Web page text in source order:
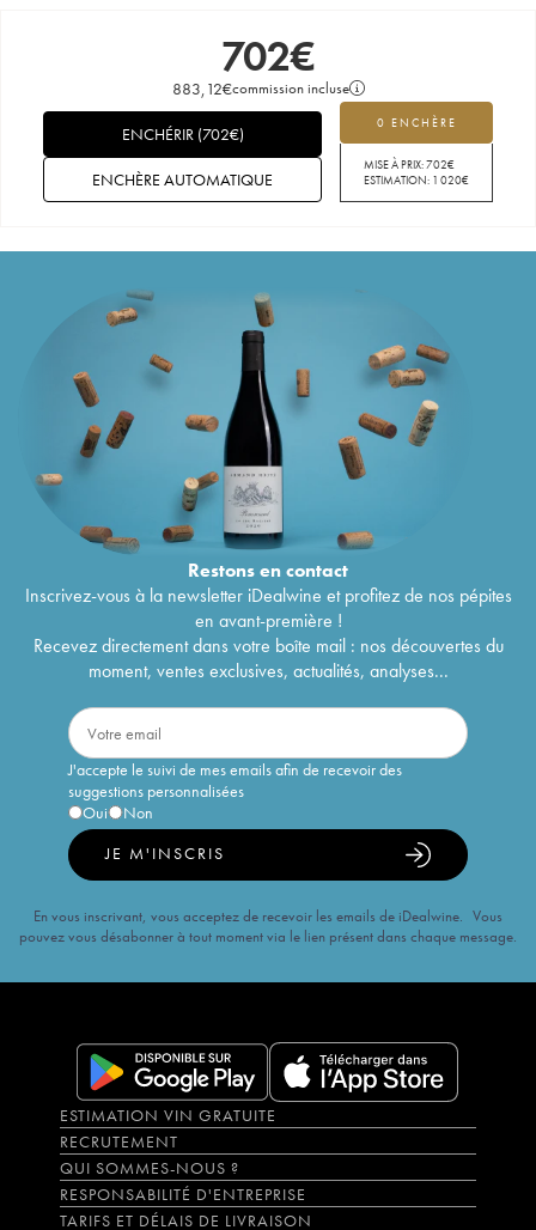
702€
883,12€commission incluse
0 ENCHÈRE
MISE À PRIX:702€
ESTIMATION: 1 020€
ENCHÉRIR(702€)
ENCHÈRE AUTOMATIQUE
Restons encontact
Inscrivez-vous à la newsletter iDealwine et profitez de nos pépites
en avant-première !
Recevez directement dans votre boîte mail : nos découvertes du
moment, ventes exclusives, actualités, analyses...
J'accepte le suivi de mes emails afin de recevoir des
suggestions personnalisées
Oui
Non
JE M'INSCRIS
En vous inscrivant, vous acceptez de recevoir les emails de iDealwine. Vous
pouvez vous désabonner à tout moment via le lien présent dans chaque message.
ESTIMATION VIN GRATUITE
RECRUTEMENT
QUI SOMMES-NOUS ?
RESPONSABILITÉ D'ENTREPRISE
TARIFS ET DÉLAIS DE LIVRAISON